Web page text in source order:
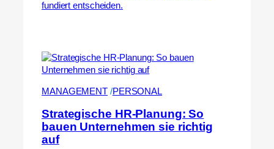
fundiert entscheiden.
MANAGEMENT /PERSONAL
Strategische HR-Planung: So
bauen Unternehmen sie richtig
auf